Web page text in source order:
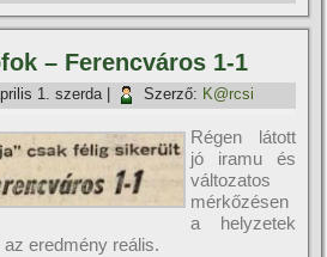
– Ferencváros 1-1
1. szerda| Szerző: K@rcsi
Régen látott
jó iramu és
változatos
mérkőzésen
a helyzetek
eredmény reális.